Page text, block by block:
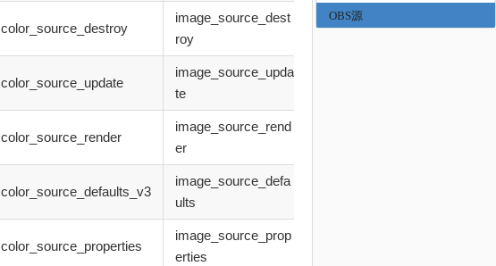
color_source_destroy
image_source_dest
roy
color_source_update
image_source_upda
te
color_source_render
image_source_rend
er
color_source_defaults_v3
image_source_defa
ults
color_source_properties
image_source_prop
erties
OBS源